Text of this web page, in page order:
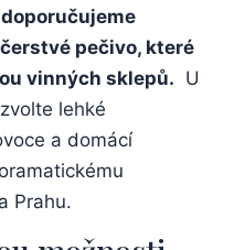
pečivo, které
vinných sklepů. ‌ U
lehké
a⁢ domácí​
‌Prahu.